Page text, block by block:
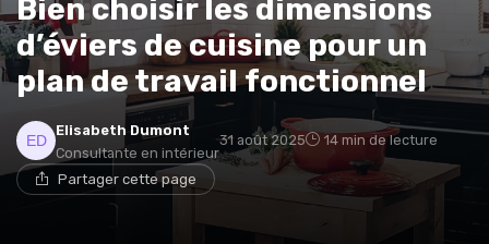
Bien choisir les dimensions
d’éviers de cuisine pour un
plan de travail fonctionnel
Elisabeth Dumont
Consultante en intérieur
31 août 2025 14 min de lecture
Partager cette page